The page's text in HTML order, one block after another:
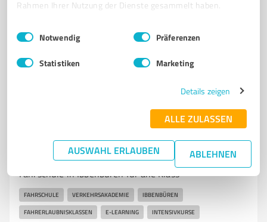
Rahmen Ihrer Nutzung der Dienste gesammelt haben.
Impressum Datenschutzbestimmungen
Einwilligungsauswahl
Notwendig Präferenzen
Statistiken Marketing
Details zeigen
ALLE ZULASSEN
AUSWAHL ERLAUBEN ABLEHNEN
info@barlag-bestattungen.de barlag-bestattungen.de/
5,00 / 5,00
vam | Verkehrsakademie Münsterland
Verkehrsakademie Münsterland GmbH – Ihre
Fahrschule in Ibbenbüren für alle Klass
FAHRSCHULE VERKEHRSAKADEMIE IBBENBÜREN
FAHRERLAUBNISKLASSEN E-LEARNING INTENSIVKURSE